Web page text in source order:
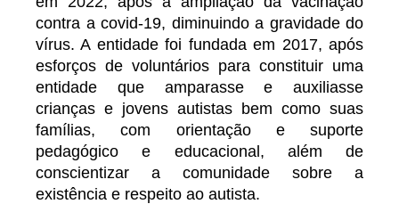
contra a covid-19, diminuindo a gravidade do
vírus. A entidade foi fundada em 2017, após
esforços de voluntários para constituir uma
entidade que amparasse e auxiliasse
crianças e jovens autistas bem como suas
famílias, com orientação e suporte
pedagógico e educacional, além de
conscientizar a comunidade sobre a
existência e respeito ao autista.